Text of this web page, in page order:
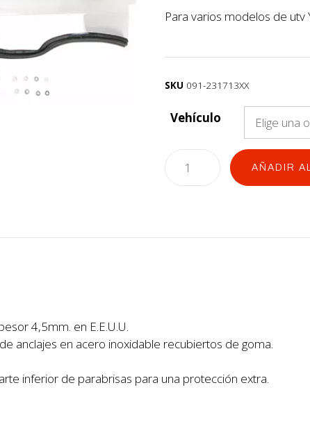
Para varios modelos de utv
SKU 091-231713XX
Vehículo
AÑADIR
4,5mm. en E.E.U.U.
anclajes en acero inoxidable recubiertos de goma.
inferior de parabrisas para una protección extra.